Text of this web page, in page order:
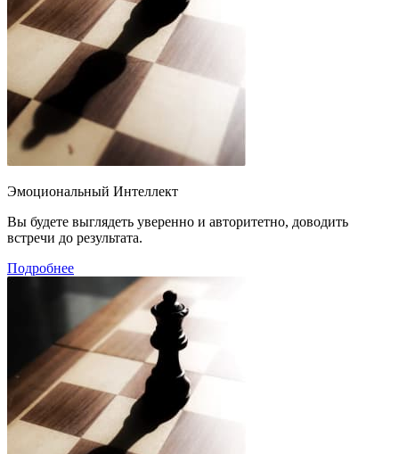
Эмоциональный Интеллект
Вы будете выглядеть уверенно и авторитетно, доводить
встречи до результата.
Подробнее